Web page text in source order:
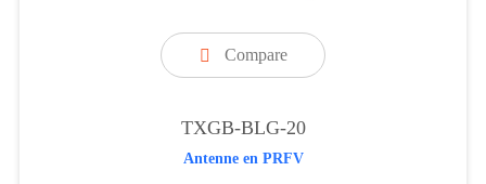
 Compare
TXGB-BLG-20
Antenne en PRFV